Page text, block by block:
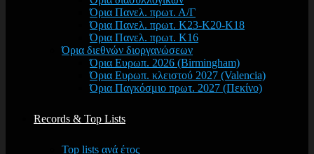
Όρια Πανελ. πρωτ. Α/Γ
Όρια Πανελ. πρωτ. Κ23-Κ20-Κ18
Όρια Πανελ. πρωτ. Κ16
Όρια διεθνών διοργανώσεων
Όρια Ευρωπ. 2026 (Birmingham)
Όρια Ευρωπ. κλειστού 2027 (Valencia)
Όρια Παγκόσμιο πρωτ. 2027 (Πεκίνο)
Records & Top Lists
Top lists ανά έτος